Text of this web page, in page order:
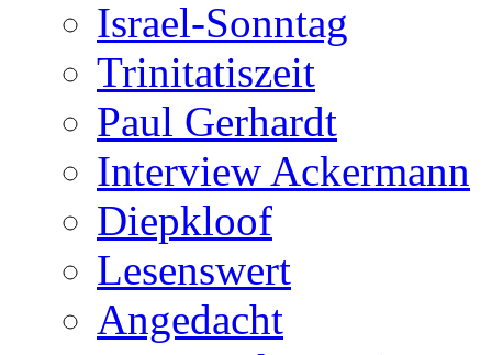
Israel-Sonntag
Trinitatiszeit
Paul Gerhardt
Interview Ackermann
Diepkloof
Lesenswert
Angedacht